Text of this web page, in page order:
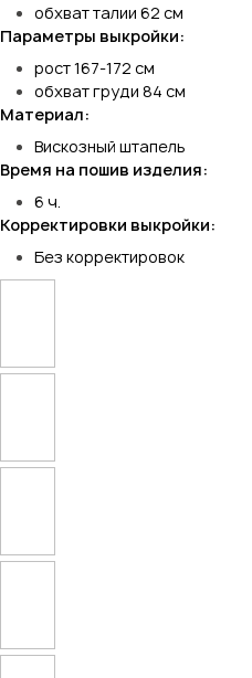
обхват талии 62 см
Параметры выкройки:
рост 167-172 см
обхват груди 84 см
Материал:
Вискозный штапель
Время на пошив изделия:
6 ч.
Корректировки выкройки:
Без корректировок